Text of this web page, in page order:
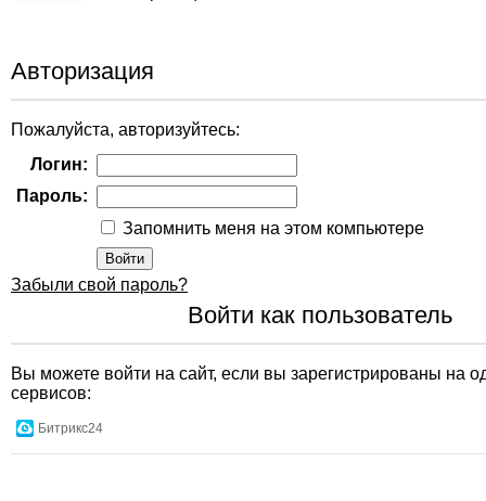
Авторизация
Пожалуйста, авторизуйтесь:
Логин:
Пароль:
Запомнить меня на этом компьютере
Забыли свой пароль?
Войти как пользователь
Вы можете войти на сайт, если вы зарегистрированы на
сервисов:
Битрикс24